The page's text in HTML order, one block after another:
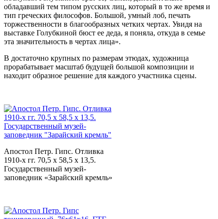
обладавший тем типом русских лиц, который в то же время и
тип греческих философов. Большой, умный лоб, печать
торжественности в благообразных четких чертах. Увидя на
выставке Голубкиной бюст ее деда, я поняла, откуда в семье
эта значительность в чертах лица».
В достаточно крупных по размерам этюдах, художница
прорабатывает масштаб будущей большой композиции и
находит образное решение для каждого участника сцены.
Апостол Петр. Гипс. Отливка
1910-х гг. 70,5 х 58,5 х 13,5.
Государственный музей-
заповедник «Зарайский кремль»